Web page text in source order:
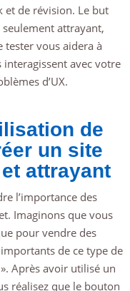
et de révision. Le but
seulement attrayant,
tester vous aidera à
avec votre
d’UX.
de
un site
attrayant
l’importance des
Imaginons que vous
pour vendre des
importants de ce type de
Après avoir utilisé un
réalisez que le bouton